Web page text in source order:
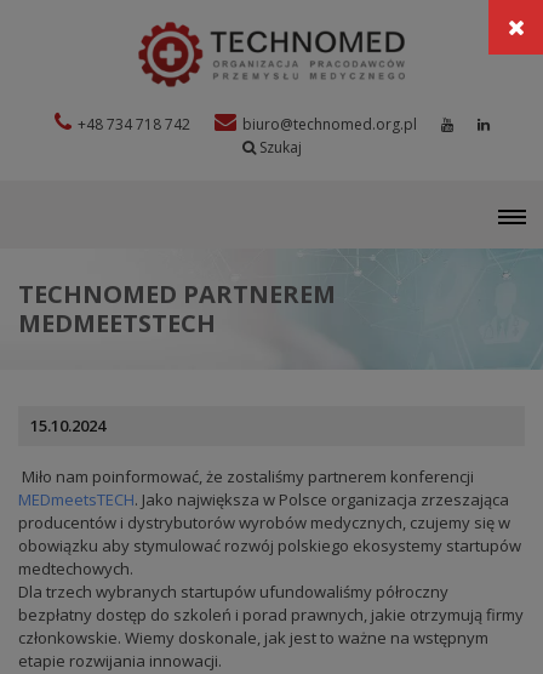
+48 734 718 742
biuro@technomed.org.pl
Szukaj
TECHNOMED PARTNEREM
MEDMEETSTECH
15.10.2024
Miło nam poinformować, że zostaliśmy partnerem konferencji
MEDmeetsTECH. Jako największa w Polsce organizacja zrzeszająca
producentów i dystrybutorów wyrobów medycznych, czujemy się w
obowiązku aby stymulować rozwój polskiego ekosystemy startupów
medtechowych.
Dla trzech wybranych startupów ufundowaliśmy półroczny
bezpłatny dostęp do szkoleń i porad prawnych, jakie otrzymują firmy
członkowskie. Wiemy doskonale, jak jest to ważne na wstępnym
etapie rozwijania innowacji.